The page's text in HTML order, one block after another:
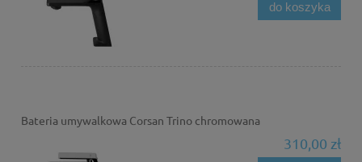
do koszyka
Bateria umywalkowa Corsan Trino chromowana
310,00 zł